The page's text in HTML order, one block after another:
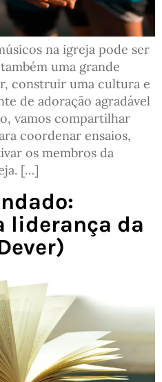
na igreja pode ser
uma grande
construir uma cultura e
de adoração agradável
vamos compartilhar
coordenar ensaios,
os membros da
[…]
liderança da